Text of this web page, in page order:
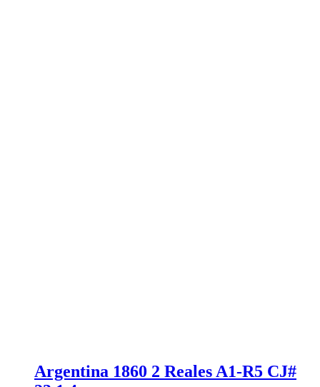
Argentina 1860 2 Reales A1-R5 CJ#